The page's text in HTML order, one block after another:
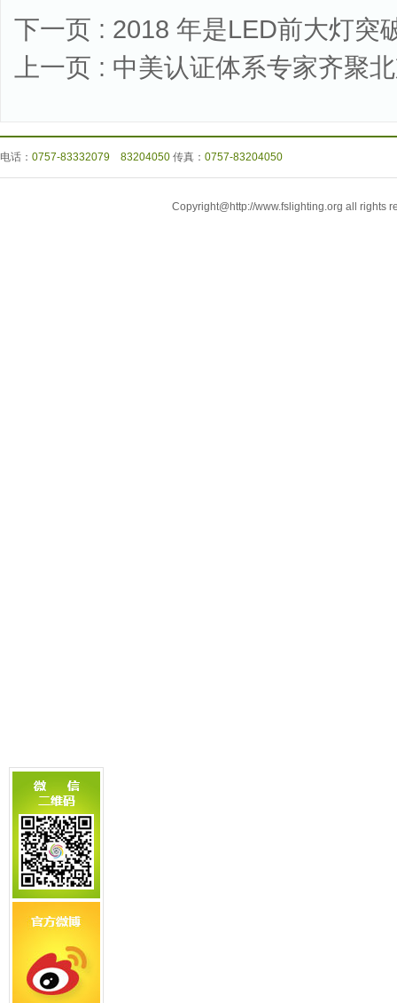
下一页 : 2018 年是LED前大灯突
上一页 : 中美认证体系专家齐聚
电话： 0757-83332079 83204050 传真： 0757-83204050
Copyright@http://www.fslighting.org all rights